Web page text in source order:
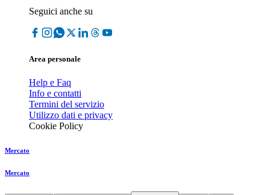
Seguici anche su
Area personale
Help e Faq
Info e contatti
Termini del servizio
Utilizzo dati e privacy
Cookie Policy
Mercato
Mercato